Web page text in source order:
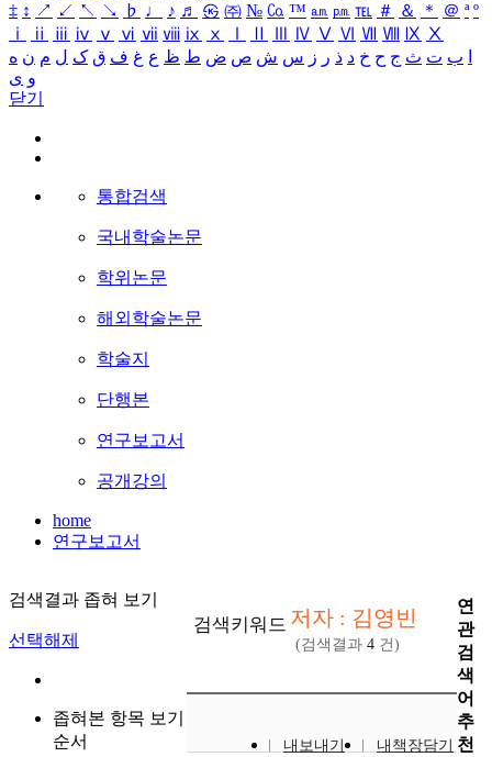
‡ ↕ ↗ ↙ ↖ ↘ ♭ ♩ ♪ ♬ ㉿ ㈜ № ㏇ ™ ㏂ ㏘ ℡ ＃ ＆ ＊ ＠ ª º
ⅰ
ⅱ ⅲ ⅳ ⅴ ⅵ ⅶ ⅷ ⅸ ⅹ Ⅳ Ⅴ Ⅵ Ⅶ Ⅷ Ⅸ Ⅹ
ب ت ث ج ح خ د ذ ر ز س ش ص ض ط ظ ع غ ف ق ک ل م ن ه
و ی
닫기
통합검색
국내학술논문
학위논문
해외학술논문
학술지
단행본
연구보고서
공개강의
home
연구보고서
검색결과 좁혀 보기
선택해제
좁혀본 항목 보기
순서
검색키워드 저자 : 김영빈
(검색결과 4 건)
내보내기
내책장담기
연
관
검
색
어
추
천